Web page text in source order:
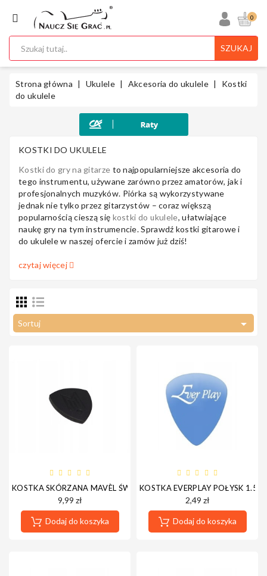
KATEGORIA
Ukulele
Instrumenty
Klawiszowe
Instrumenty
Instrumenty
Instrumenty
0
SZUKAJ
Strona główna Ukulele Akcesoria do ukulele
Kostki
do ukulele
KOSTKI DO UKULELE
Kostki do gry na gitarze to najpopularniejsze akcesoria do
tego instrumentu, używane zarówno przez amatorów, jak i
profesjonalnych muzyków. Piórka są wykorzystywane
jednak nie tylko przez gitarzystów – coraz większą
popularnością cieszą się kostki do ukulele, ułatwiające
naukę gry na tym instrumencie. Sprawdź kostki gitarowe i
do ukulele w naszej ofercie i zamów już dziś!
czytaj więcej
Sortuj 
KOSTKA SKÓRZANA MAVÈL ŚWIETNA NA START CIEPŁE
9,99 zł
Dodaj do koszyka
KOSTKA EVERPLAY POŁYSK
2,49 zł
Dodaj do koszyka